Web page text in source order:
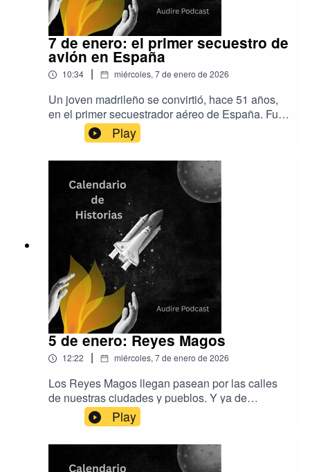
7 de enero: el primer secuestro de
avión en España
10:34 | miércoles, 7 de enero de 2026
Un joven madrileño se convirtió, hace 51 años,
en el primer secuestrador aéreo de España. Fue
un hecho insólito y, al mismo tiempo,
relativamente común, porque las décadas de los
60 y de los 70 tienen el récord de secuestros de
aviones.También contamos en el episodio de
hoy un robo aéreo que trajo loco al FBI. La
música es de Aser Rodríguez y
EpidemicSoundY en la producción, Audire
Podcastwww.audirepodcast.com
Play
5 de enero: Reyes Magos
12:22 | miércoles, 7 de enero de 2026
Los Reyes Magos llegan pasean por las calles
de nuestras ciudades y pueblos. Y ya de
madrugada comenzarán la mágica tarea, que
repiten año tras año, de dejar regalos en las
casas de niños (y adultos con ilusión). ¿Qué
sabemos de estos Reyes? ¿Y de sus
Play